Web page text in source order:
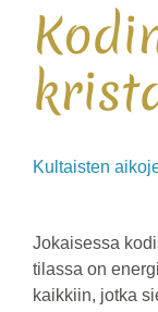
Kultaisten
Jokaisessa
tilassa on
kaikkiin, jotka